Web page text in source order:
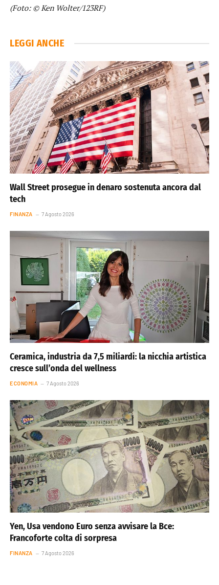
(Foto: © Ken Wolter/123RF)
LEGGI ANCHE
Wall Street prosegue in denaro sostenuta ancora dal
tech
FINANZA 7 Agosto 2026
Ceramica, industria da 7,5 miliardi: la nicchia artistica
cresce sull’onda del wellness
ECONOMIA 7 Agosto 2026
Yen, Usa vendono Euro senza avvisare la Bce:
Francoforte colta di sorpresa
FINANZA 7 Agosto 2026